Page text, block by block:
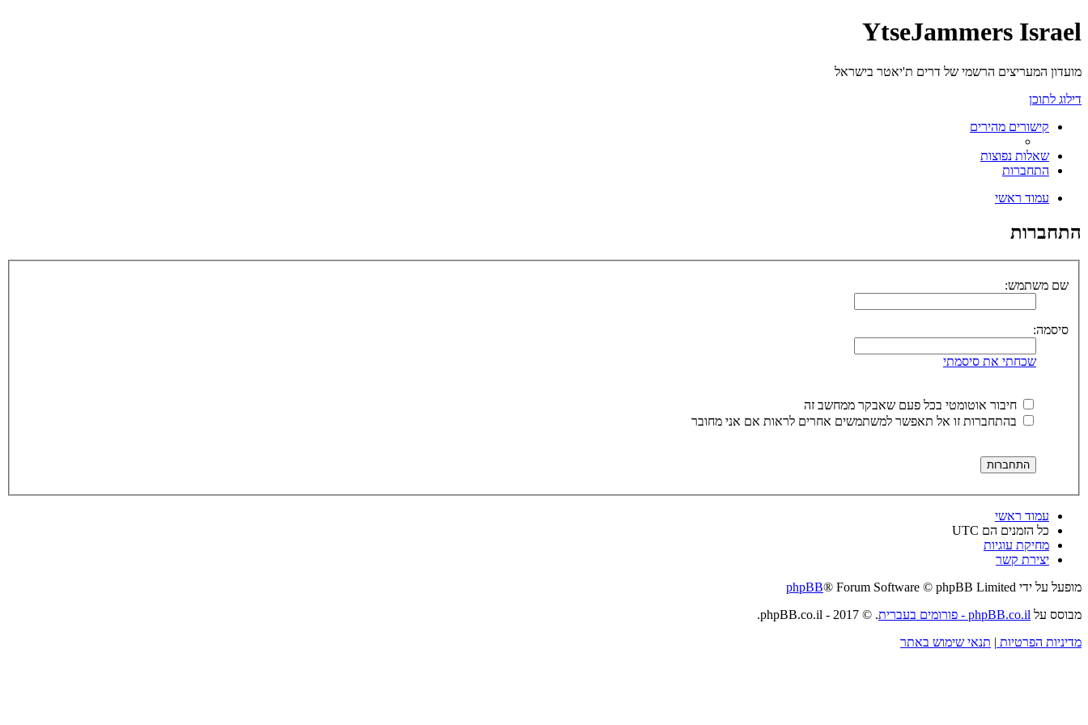
YtseJammers Israel
מועדון המעריצים הרשמי של דרים ת'יאטר בישראל
דילוג לתוכן
קישורים מהירים
שאלות נפוצות
התחברות
עמוד ראשי
התחברות
שם משתמש:
סיסמה:
שכחתי את סיסמתי
חיבור אוטומטי בכל פעם שאבקר ממחשב זה
בהתחברות זו אל תאפשר למשתמשים אחרים לראות אם אני מחובר
עמוד ראשי
כל הזמנים הם UTC
מחיקת עוגיות
יצירת קשר
מופעל על ידי
phpBB® Forum Software © phpBB Limited
מבוסס על phpBB.co.il - פורומים בעברית
. © 2017 - phpBB.co.il.
מדיניות הפרטיות | תנאי שימוש באתר